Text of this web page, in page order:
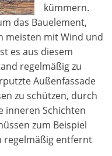
kümmern.
das Bauelement,
meisten mit Wind und
es aus diesem
regelmäßig zu
Außenfassade
zu schützen, durch
inneren Schichten
zum Beispiel
regelmäßig entfernt